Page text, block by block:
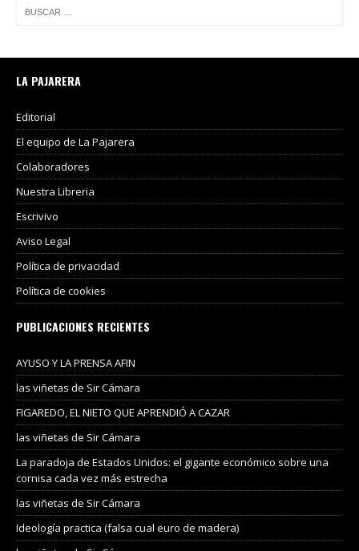
LA PAJARERA
Editorial
El equipo de La Pajarera
Colaboradores
Nuestra Libreria
Escrivivo
Aviso Legal
Política de privacidad
Política de cookies
PUBLICACIONES RECIENTES
AYUSO Y LA PRENSA AFIN
las viñetas de Sir Cámara
FIGAREDO, EL NIETO QUE APRENDIÓ A CAZAR
las viñetas de Sir Cámara
La paradoja de Estados Unidos: el gigante económico sobre una
cornisa cada vez más estrecha
las viñetas de Sir Cámara
Ideología practica (falsa cual euro de madera)